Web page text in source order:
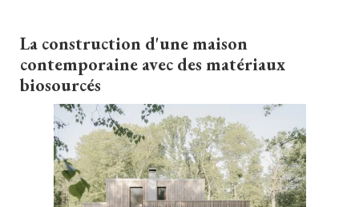
mettre les œuvres en valeur.
La construction d'une maison
contemporaine avec des matériaux
biosourcés